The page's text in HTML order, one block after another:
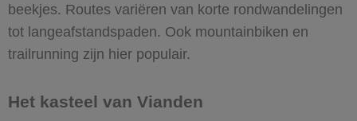
beekjes. Routes variëren van korte rondwandelingen
tot langeafstandspaden. Ook mountainbiken en
trailrunning zijn hier populair.
Het kasteel van Vianden